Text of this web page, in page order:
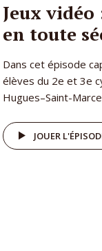
Jeux
en toute
Dans cet épisode
élèves du 2e et 3e
Hugues–Saint-
JOUER